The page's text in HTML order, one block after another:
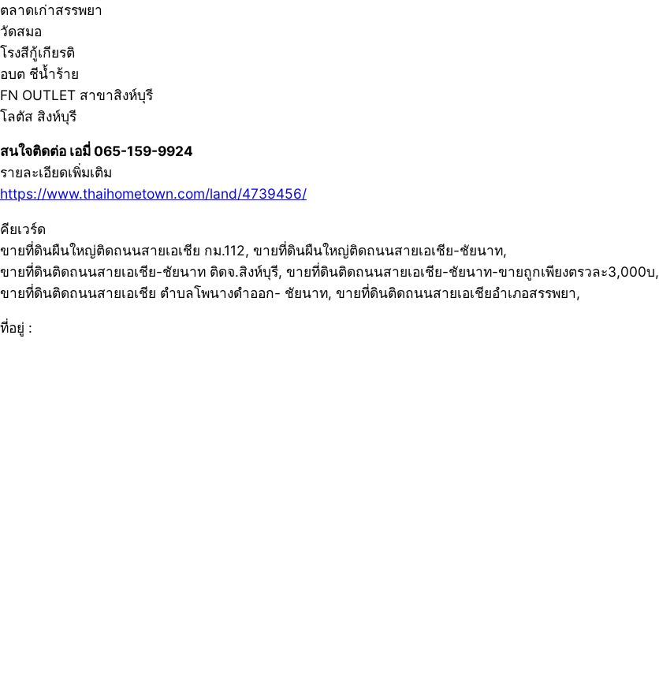
ตลาดเก่าสรรพยา
วัดสมอ
โรงสีกู้เกียรติ
อบต ชีน้ำร้าย
FN OUTLET สาขาสิงห์บุรี
โลตัส สิงห์บุรี
สนใจติดต่อ เอมี่ 065-159-9924
รายละเอียดเพิ่มเติม
https://www.thaihometown.com/land/4739456/
คียเวร์ด
ขายที่ดินผืนใหญ่ติดถนนสายเอเชีย กม.112, ขายที่ดินผืนใหญ่ติดถนนสายเอเชีย-ชัยนาท,
ขายที่ดินติดถนนสายเอเชีย-ชัยนาท ติดจ.สิงห์บุรี, ขายที่ดินติดถนนสายเอเชีย-ชัยนาท-ขายถูกเพียงตรวละ3,000บ,
ขายที่ดินติดถนนสายเอเชีย ตำบลโพนางดำออก- ชัยนาท, ขายที่ดินติดถนนสายเอเชียอำเภอสรรพยา,
ที่อยู่ :